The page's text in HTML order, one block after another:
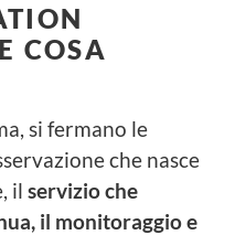
COSA
si fermano le
che nasce
il servizio che
il monitoraggio e